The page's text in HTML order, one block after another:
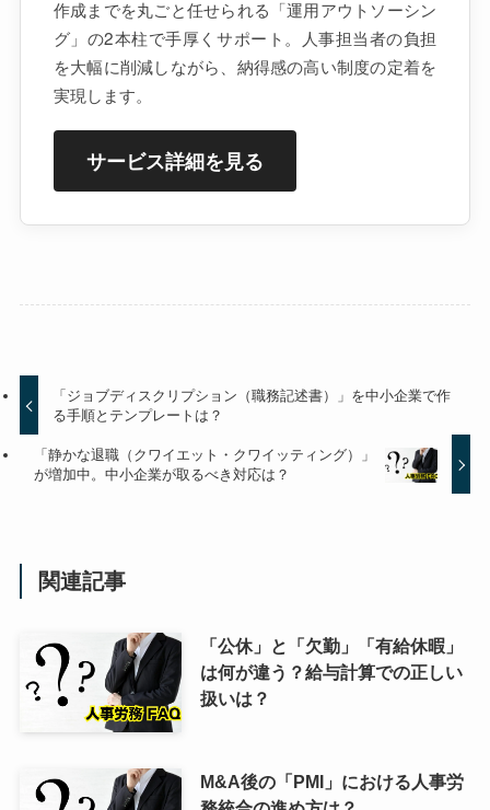
作成までを丸ごと任せられる「運用アウトソーシン
グ」の2本柱で手厚くサポート。人事担当者の負担
を大幅に削減しながら、納得感の高い制度の定着を
実現します。
サービス詳細を見る
「ジョブディスクリプション（職務記述書）」を中小企業で作
る手順とテンプレートは？
「静かな退職（クワイエット・クワイッティング）」
が増加中。中小企業が取るべき対応は？
関連記事
「公休」と「欠勤」「有給休暇」
は何が違う？給与計算での正しい
扱いは？
M&A後の「PMI」における人事労